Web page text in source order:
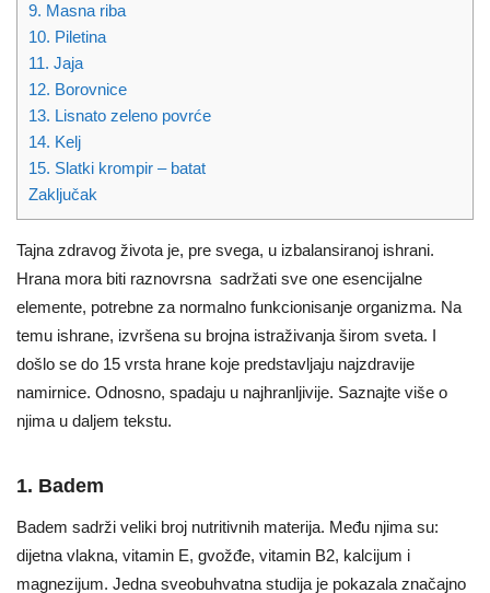
9. Masna riba
10. Piletina
11. Jaja
12. Borovnice
13. Lisnato zeleno povrće
14. Kelj
15. Slatki krompir – batat
Zaključak
Tajna zdravog života je, pre svega, u izbalansiranoj ishrani.
Hrana mora biti raznovrsna sadržati sve one esencijalne
elemente, potrebne za normalno funkcionisanje organizma. Na
temu ishrane, izvršena su brojna istraživanja širom sveta. I
došlo se do 15 vrsta hrane koje predstavljaju najzdravije
namirnice. Odnosno, spadaju u najhranljivije. Saznajte više o
njima u daljem tekstu.
1. Badem
Badem sadrži veliki broj nutritivnih materija. Među njima su:
dijetna vlakna, vitamin E, gvožđe, vitamin B2, kalcijum i
magnezijum. Jedna sveobuhvatna studija je pokazala značajno